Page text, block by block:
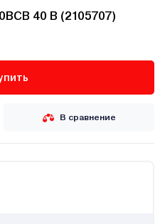
40 В (2105707)
В сравнение